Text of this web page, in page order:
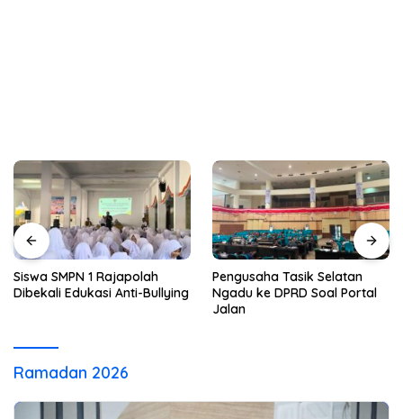
Siswa SMPN 1 Rajapolah
Dibekali Edukasi Anti-Bullying
Pengusaha Tasik Selatan
Ngadu ke DPRD Soal Portal
Jalan
Ramadan 2026